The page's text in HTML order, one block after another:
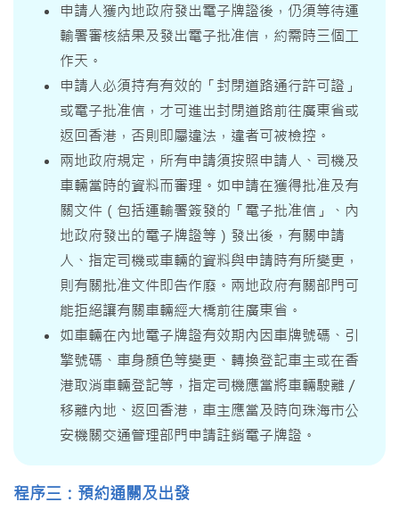
申請人獲內地政府發出電子牌證後，仍須等待運
輸署審核結果及發出電子批准信，約需時三個工
作天。
申請人必須持有有效的「封閉道路通行許可證」
或電子批准信，才可進出封閉道路前往廣東省或
返回香港，否則即屬違法，違者可被檢控。
兩地政府規定，所有申請須按照申請人、司機及
車輛當時的資料而審理。如申請在獲得批准及有
關文件（包括運輸署簽發的「電子批准信」、內
地政府發出的電子牌證等）發出後，有關申請
人、指定司機或車輛的資料與申請時有所變更，
則有關批准文件即告作廢。兩地政府有關部門可
能拒絕讓有關車輛經大橋前往廣東省。
如車輛在內地電子牌證有效期內因車牌號碼、引
擎號碼、車身顏色等變更、轉換登記車主或在香
港取消車輛登記等，指定司機應當將車輛駛離／
移離內地、返回香港，車主應當及時向珠海市公
安機關交通管理部門申請註銷電子牌證。
程序三：預約通關及出發